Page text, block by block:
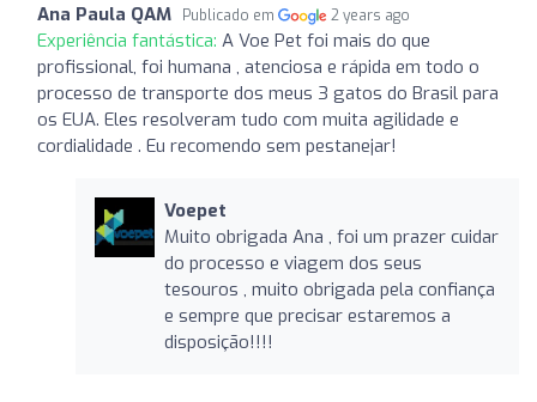
Ana Paula QAM Publicado em 2 years ago
Experiência fantástica: A Voe Pet foi mais do que
profissional, foi humana , atenciosa e rápida em todo o
processo de transporte dos meus 3 gatos do Brasil para
os EUA. Eles resolveram tudo com muita agilidade e
cordialidade . Eu recomendo sem pestanejar!
Voepet
Muito obrigada Ana , foi um prazer cuidar
do processo e viagem dos seus
tesouros , muito obrigada pela confiança
e sempre que precisar estaremos a
disposição!!!!